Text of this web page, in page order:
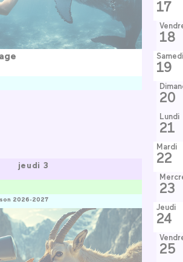
jeudi 3
2026-2027
17
18
Samedi
19
20
Lundi
21
Mardi
22
23
Jeudi
24
25